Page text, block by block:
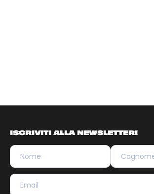
ISCRIVITI ALLA NEWSLETTER!